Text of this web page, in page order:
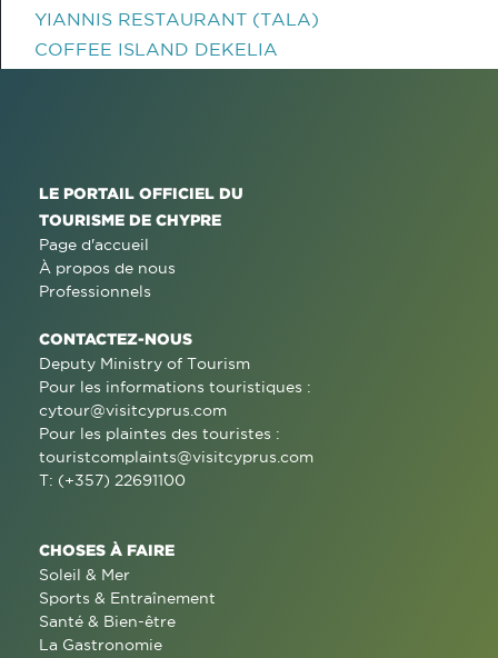
YIANNIS RESTAURANT (TALA)
COFFEE ISLAND DEKELIA
LE PORTAIL OFFICIEL DU
TOURISME DE CHYPRE
Page d'accueil
À propos de nous
Professionnels
CONTACTEZ-NOUS
Deputy Ministry of Tourism
Pour les informations touristiques :
cytour@visitcyprus.com
Pour les plaintes des touristes :
touristcomplaints@visitcyprus.com
T: (+357) 22691100
CHOSES À FAIRE
Soleil & Mer
Sports & Entraînement
Santé & Bien-être
La Gastronomie